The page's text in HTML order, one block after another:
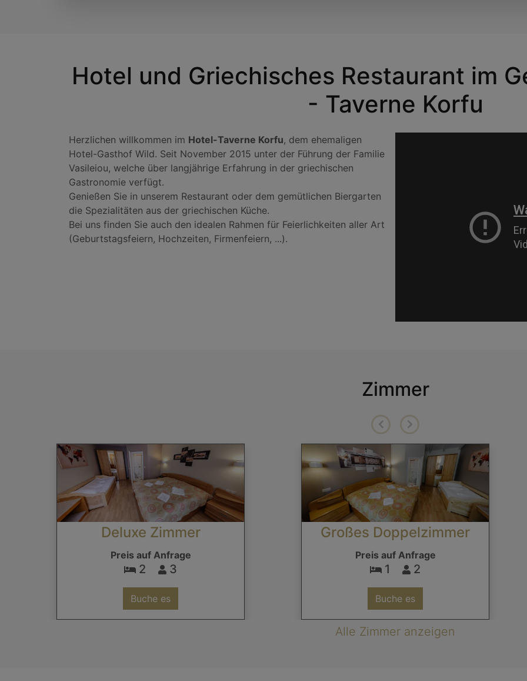
Hotel und Griechisches Restaurant im
- Taverne Korfu
Herzlichen willkommen im Hotel-Taverne Korfu, dem ehemaligen
Hotel-Gasthof Wild. Seit November 2015 unter der Führung der Familie
Vasileiou, welche über langjährige Erfahrung in der griechischen
Gastronomie verfügt.
Genießen Sie in unserem Restaurant oder dem gemütlichen Biergarten
die Spezialitäten aus der griechischen Küche.
Bei uns finden Sie auch den idealen Rahmen für Feierlichkeiten aller Art
(Geburtstagsfeiern, Hochzeiten, Firmenfeiern, ...).
Zimmer
Deluxe Zimmer
Preis auf Anfrage
2 3
Buche es
Großes Doppelzimmer
Preis auf Anfrage
1 2
Buche es
Alle Zimmer anzeigen